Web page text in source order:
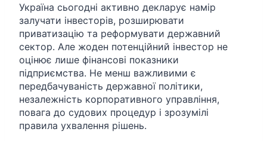
Україна сьогодні активно декларує намір
залучати інвесторів, розширювати
приватизацію та реформувати державний
сектор. Але жоден потенційний інвестор не
оцінює лише фінансові показники
підприємства. Не менш важливими є
передбачуваність державної політики,
незалежність корпоративного управління,
повага до судових процедур і зрозумілі
правила ухвалення рішень.